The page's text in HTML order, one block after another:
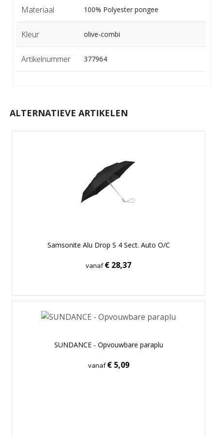
Materiaal 100% Polyester pongee
Kleur olive-combi
Artikelnummer 377964
ALTERNATIEVE ARTIKELEN
Samsonite Alu Drop S 4 Sect. Auto O/C
vanaf€ 28,37
SUNDANCE - Opvouwbare paraplu
vanaf€ 5,09